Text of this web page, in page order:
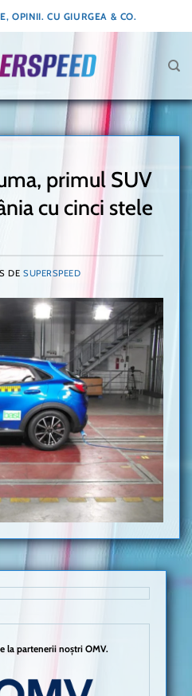
OPINII. CU GIURGEA & CO.
primul SUV
cu cinci stele
DE SUPERSPEED
la partenerii noștri OMV.